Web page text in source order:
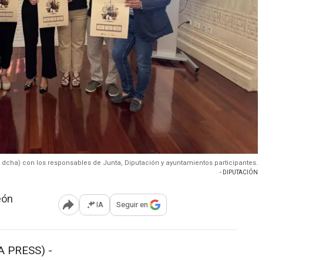
con los responsables de Junta, Diputación y ayuntamientos participantes.
- DIPUTACIÓN
Abrir opciones para compartir
IA Seguir en
PRESS) -